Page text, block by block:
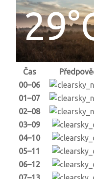
Čas
00–06
01–07
02–08
03–09
04–10
05–11
06–12